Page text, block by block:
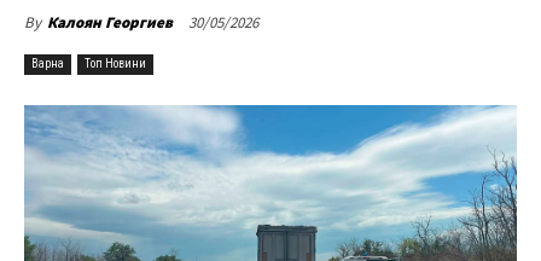
By Калоян Георгиев 30/05/2026
Варна Топ Новини